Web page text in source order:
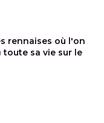
rennaises où l'on
toute sa vie sur le